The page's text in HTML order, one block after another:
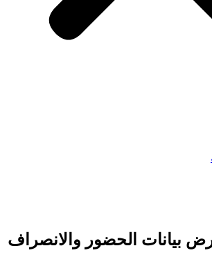
بيانات الحضور والانصراف